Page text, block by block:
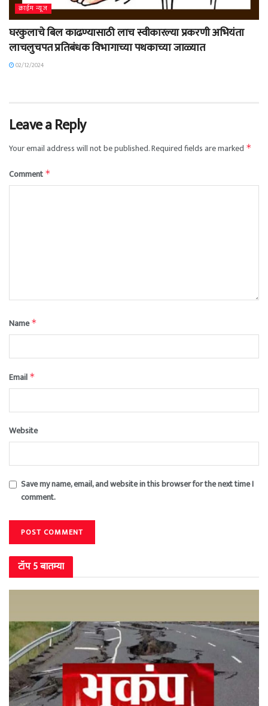
क्राईम न्यूज
घरकुलाचे बिल काढण्यासाठी लाच स्वीकारल्या प्रकरणी अभियंता
लाचलुचपत प्रतिबंधक विभागाच्या पथकाच्या जाळ्यात
02/12/2024
Leave a Reply
Your email address will not be published.Required fields are marked *
Comment *
Name*
Email *
Website
Save my name, email, and website in this browser for the next time I
comment.
टॉप 5 बातम्या